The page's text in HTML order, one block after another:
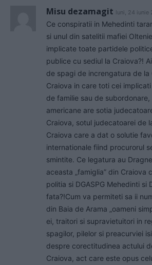
Misu dezamagit luni, 24 iunie
Ce conspiratii in Mehedinti
si unul din satelitii mafiei
implicate toate partidele
publice cu sediul la Craiova?!
de spagi de increngatura de la
Craiova in care toti cei
de familie sau de
americane are sotia
Craiova, sotul judecatoarei de
Craiova care a dat o solutie
internationale fiind procurorul
smintite. Ce legatura au
aceasta „famiglia” din Craiova
politia si DGASPG Mehedinti si
fata?!Cum va permiteti sa ii
din Baia de Arama „oameni
ei, traitori si supravietuitori in
spagilor, pilelor si preacurviei
despre corectitudinea actului
Craiova, act care este opus